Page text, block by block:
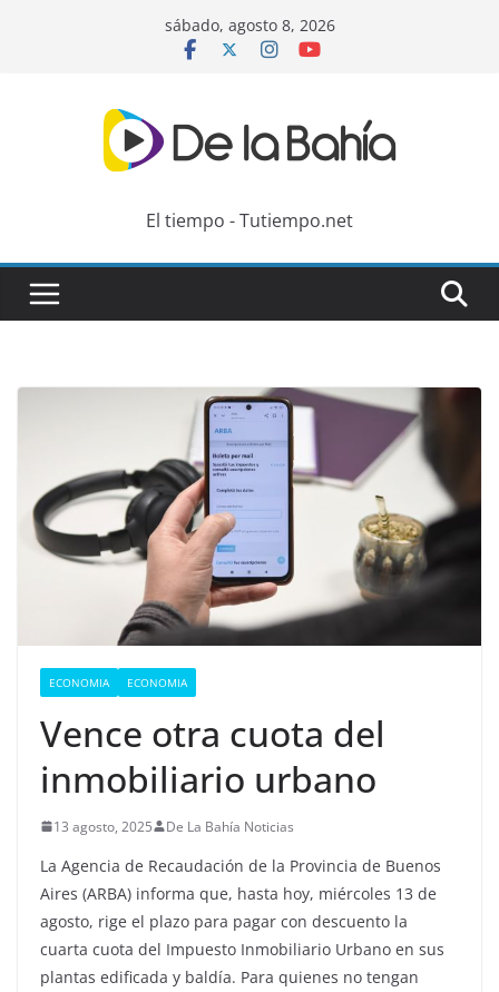
sábado, agosto 8, 2026
El tiempo - Tutiempo.net
ECONOMIA ECONOMIA
Vence otra cuota del
inmobiliario urbano
13 agosto, 2025 De La Bahía Noticias
La Agencia de Recaudación de la Provincia de Buenos
Aires (ARBA) informa que, hasta hoy, miércoles 13 de
agosto, rige el plazo para pagar con descuento la
cuarta cuota del Impuesto Inmobiliario Urbano en sus
plantas edificada y baldía. Para quienes no tengan